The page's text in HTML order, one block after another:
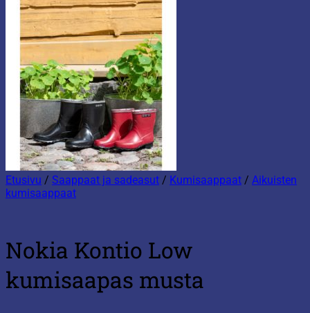
Etusivu / Saappaat ja sadeasut / Kumisaappaat / Aikuisten
kumisaappaat
Nokia Kontio Low
kumisaapas musta